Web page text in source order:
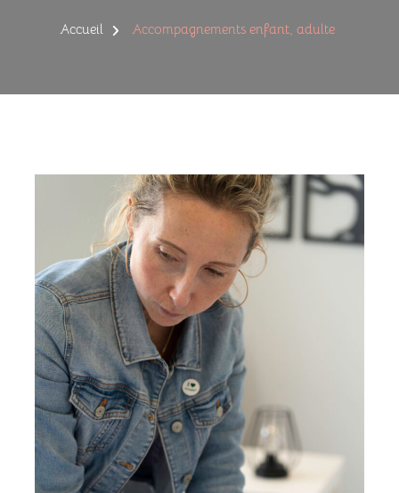
Accueil Accompagnements enfant, adulte